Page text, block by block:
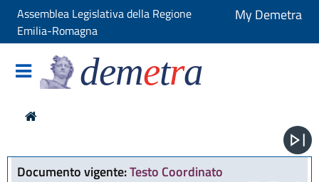
Assemblea Legislativa della Regione
Emilia-Romagna
My Demetra
demetra
Documento vigente:Testo Coordinato